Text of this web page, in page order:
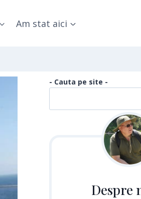
Am stat aici
- Cauta pe site -
Despre